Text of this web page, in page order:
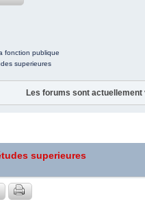
fonction publique
superieures
Les forums sont
superieures